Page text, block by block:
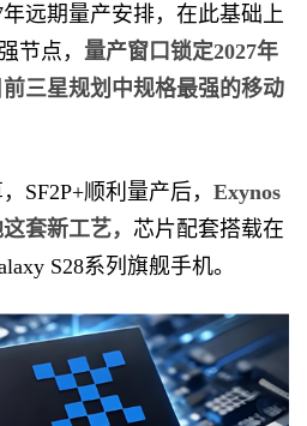
远期量产安排，在此基础上
节点， 量产窗口锁定2027年
三星规划中规格最强的移动
SF2P+顺利量产后， Exynos
套新工艺， 芯片配套搭载在
S28系列旗舰手机。